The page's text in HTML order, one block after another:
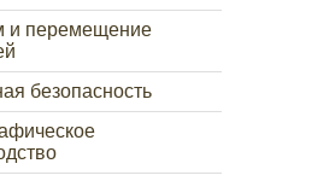
и перемещение
безопасность